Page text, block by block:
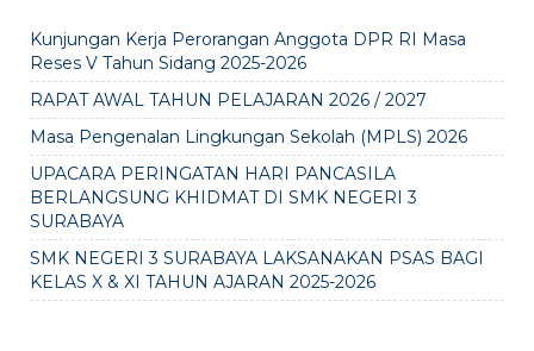
Kunjungan Kerja Perorangan Anggota DPR RI Masa
Reses V Tahun Sidang 2025-2026
RAPAT AWAL TAHUN PELAJARAN 2026 / 2027
Masa Pengenalan Lingkungan Sekolah (MPLS) 2026
UPACARA PERINGATAN HARI PANCASILA
BERLANGSUNG KHIDMAT DI SMK NEGERI 3
SURABAYA
SMK NEGERI 3 SURABAYA LAKSANAKAN PSAS BAGI
KELAS X & XI TAHUN AJARAN 2025-2026